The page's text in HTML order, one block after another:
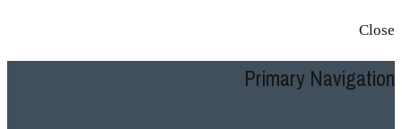
Close
Primary Navigation